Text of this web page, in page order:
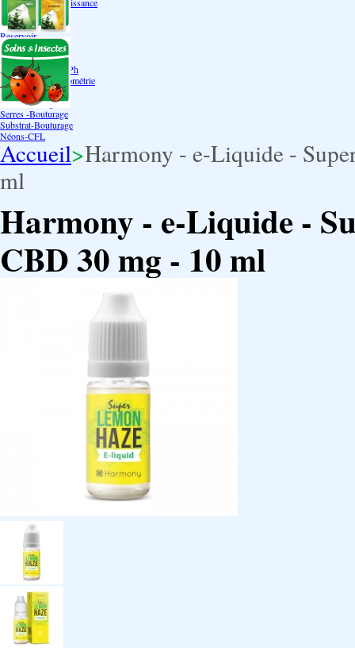
TerraPonie
Accessoires
Reservoir
Testeur Hanna Ph
Testeur Hanna Ec
Testeur Hanna Ec/Ph
Température Hygrométrie
Humidificateurs
Pack bouturage
Serres -Bouturage
Substrat-Bouturage
Néons-CFL
Accueil>Harmony - e-Liquide -
ml
Harmony - e-Liquide -
CBD 30 mg - 10 ml